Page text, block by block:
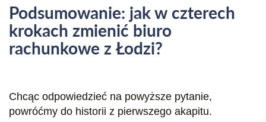
Podsumowanie: jak w czterech
krokach zmienić biuro
rachunkowe z Łodzi?
Chcąc odpowiedzieć na powyższe pytanie,
powróćmy do historii z pierwszego akapitu.